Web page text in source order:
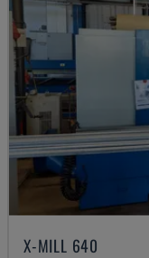
X-MILL 640